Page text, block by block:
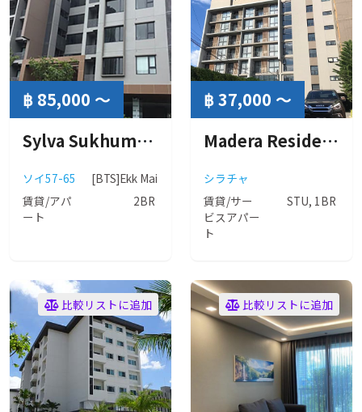
฿ 85,000 ～
Sylva Sukhumvit 61 ( シルヴァ スクンビット 61 )
ソイ57-65
[BTS]Ekk Mai
賃貸/アパ
ート
2BR
฿ 37,000 ～
Madera Residence Sriracha ( マデラ レジデンス シラチャ )
シラチャ
賃貸/サー
ビスアパー
ト
STU, 1BR
比較リストに追加 比較リストに追加